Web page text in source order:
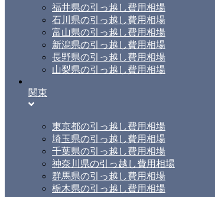
福井県の引っ越し費用相場
石川県の引っ越し費用相場
富山県の引っ越し費用相場
新潟県の引っ越し費用相場
長野県の引っ越し費用相場
山梨県の引っ越し費用相場
関東
東京都の引っ越し費用相場
埼玉県の引っ越し費用相場
千葉県の引っ越し費用相場
神奈川県の引っ越し費用相場
群馬県の引っ越し費用相場
栃木県の引っ越し費用相場